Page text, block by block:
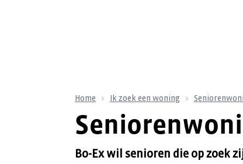
Home Ik zoek een woning
Bo-Ex wil senioren die op zoek